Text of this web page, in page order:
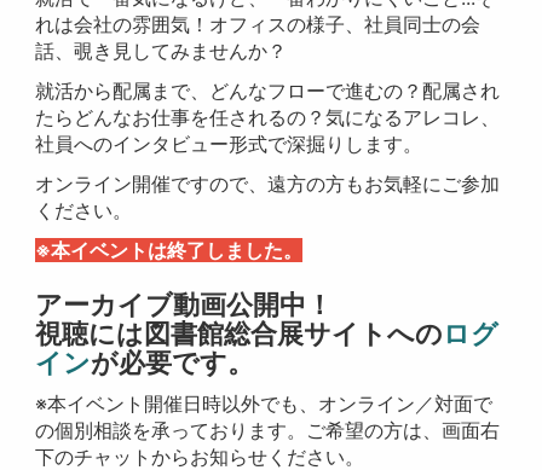
れは会社の雰囲気！オフィスの様子、社員同士の会
話、覗き見してみませんか？
就活から配属まで、どんなフローで進むの？配属され
たらどんなお仕事を任されるの？気になるアレコレ、
社員へのインタビュー形式で深掘りします。
オンライン開催ですので、遠方の方もお気軽にご参加
ください。
※本イベントは終了しました。
アーカイブ動画公開中！
視聴には図書館総合展サイトへのログ
インが必要です。
※本イベント開催日時以外でも、オンライン／対面で
の個別相談を承っております。ご希望の方は、画面右
下のチャットからお知らせください。